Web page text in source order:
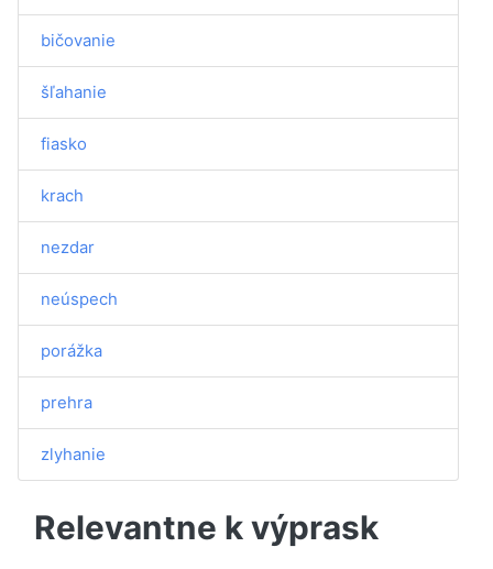
bičovanie
šľahanie
fiasko
krach
nezdar
neúspech
porážka
prehra
zlyhanie
Relevantne k výprask